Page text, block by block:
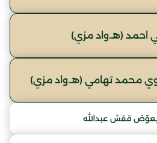
احمد (هـ.واد مزي)
محمد تهامي (هـ.واد مزي)
يعوّض ققش عبدالله